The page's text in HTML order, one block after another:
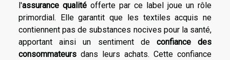
l'assurance qualité offerte par ce label joue un rôle
primordial. Elle garantit que les textiles acquis ne
contiennent pas de substances nocives pour la santé,
apportant ainsi un sentiment de confiance des
consommateurs dans leurs achats. Cette confiance